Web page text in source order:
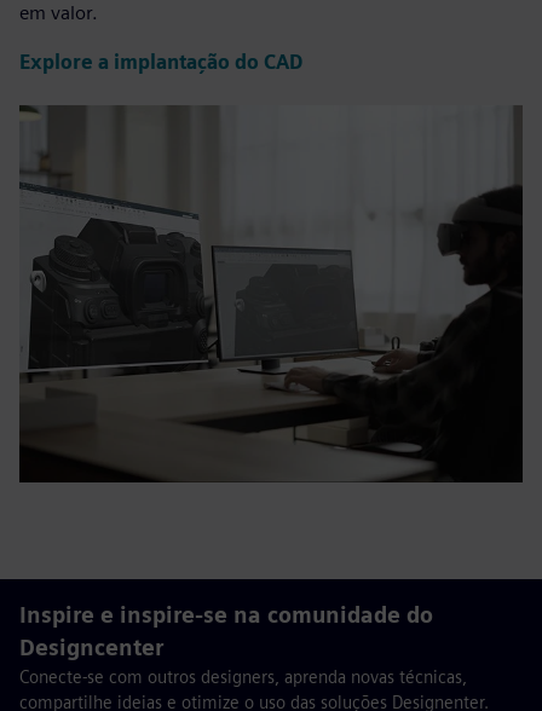
em valor.
Explore a implantação do CAD
Inspire e inspire-se na comunidade do
Designcenter
Conecte-se com outros designers, aprenda novas técnicas,
compartilhe ideias e otimize o uso das soluções Designenter.